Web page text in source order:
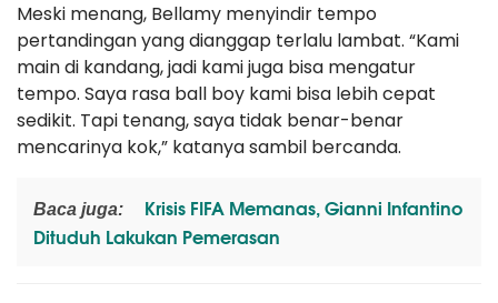
Meski menang, Bellamy menyindir tempo
pertandingan yang dianggap terlalu lambat. “Kami
main di kandang, jadi kami juga bisa mengatur
tempo. Saya rasa ball boy kami bisa lebih cepat
sedikit. Tapi tenang, saya tidak benar-benar
mencarinya kok,” katanya sambil bercanda.
Baca juga:
Krisis FIFA Memanas, Gianni Infantino
Dituduh Lakukan Pemerasan